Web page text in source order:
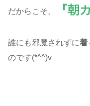
だからこそ、 『朝
誰にも邪魔されずに着
のです(*^^)v